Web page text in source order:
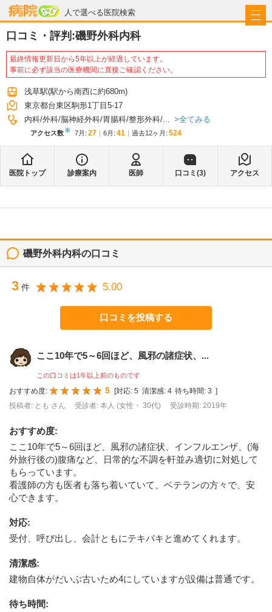
人で選べる医院検索
病院なび
口コミ・評判:磯野外科内科
最終情報更新日から5年以上が経過しています。
事前に必ず該当の医療機関に直接ご確認ください。
浅草駅(駅から南西に約680m)
東京都台東区駒形1丁目5-17
内科 外科 脳神経外科 胃腸科 整形外科 ... 全てみる
アクセス数※ 7月 : 27 6月 : 41 過去12ヶ月: 524
医院トップ 診療案内 医師 口コミ(3) アクセス
磯野外科内科の口コミ
3 件 5.00
口コミを投稿する
ここ10年で5～6回ほど、風邪の諸症状、...
この口コミは1年以上前のものです
おすすめ度: 5 [対応: 5 清潔感: 4 待ち時間: 3 ]
投稿者: とも さん
受診者: 本人 (女性・ 30代) 受診時期: 2019年
おすすめ度:
ここ10年で5～6回ほど、風邪の諸症状、インフルエンザ、(海
外旅行後の)腹痛など、日常的な不調を軒並み適切に対処して
もらっています。
看護師の方も医者も落ち着いていて、ベテランの方々で、安
心できます。
対応:
受付、呼び出し、会計ともにテキパキと進めてくれます。
清潔感:
建物自体がだいぶ古いため4にしていますが設備は普通です。
待ち時間: